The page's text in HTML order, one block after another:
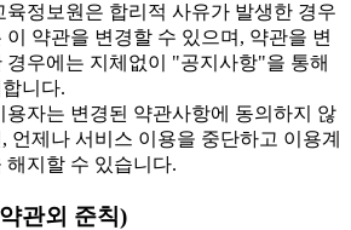
정보원은 합리적 사유가 발생한 경우
이 약관을 변경할 수 있으며, 약관을 변
경우에는 지체없이 "공지사항"을 통해
니다.
자는 변경된 약관사항에 동의하지 않
언제나 서비스 이용을 중단하고 이용계
해지할 수 있습니다.
관외 준칙)